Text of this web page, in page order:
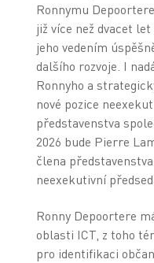
Ronnymu
již více než dvacet
jeho vedením
dalšího rozvoje. I
Ronnyho a
nové pozice
představenstva
2026 bude Pierre
člena
neexekutivní
Ronny Depoortere
oblasti ICT, z toho
pro identifikaci